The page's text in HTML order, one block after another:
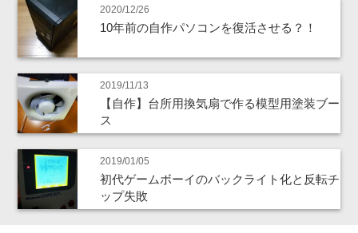
2020/12/26
10年前の自作パソコンを復活させる？！
2019/11/13
【自作】台所用換気扇で作る模型用塗装ブー
ス
2019/01/05
初代ゲームボーイのバックライト化と反転チ
ップ失敗